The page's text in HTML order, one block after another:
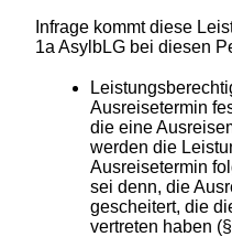
Infrage kommt diese
1a AsylbLG bei diesen
Ausreisetermin
die eine
werden die
Ausreisetermin
sei denn, die
gescheitert, die
vertreten haben